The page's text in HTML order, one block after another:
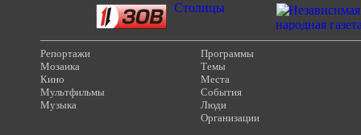
Репортажи
Мозаика
Кино
Мультфильмы
Музыка
Программы
Темы
Места
События
Люди
Организации